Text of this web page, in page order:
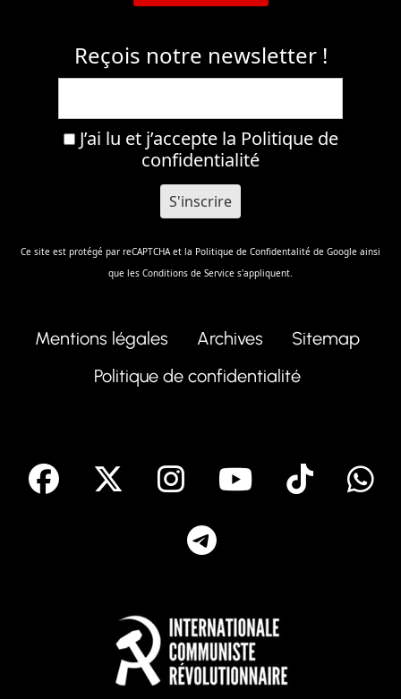
Reçois notre newsletter !
J’ai lu et j’accepte la Politique de
confidentialité
Ce site est protégé par reCAPTCHA et la Politique de Confidentalité de Google ainsi
que les Conditions de Service s'appliquent.
Mentions légales Archives
Sitemap
Politique de confidentialité
facebook Instagram
Youtube
Tik